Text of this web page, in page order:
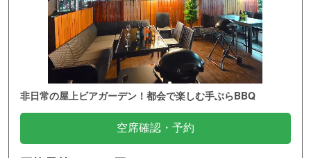
非日常の屋上ビアガーデン！都会で楽しむ手ぶらBBQ
空席確認・予約